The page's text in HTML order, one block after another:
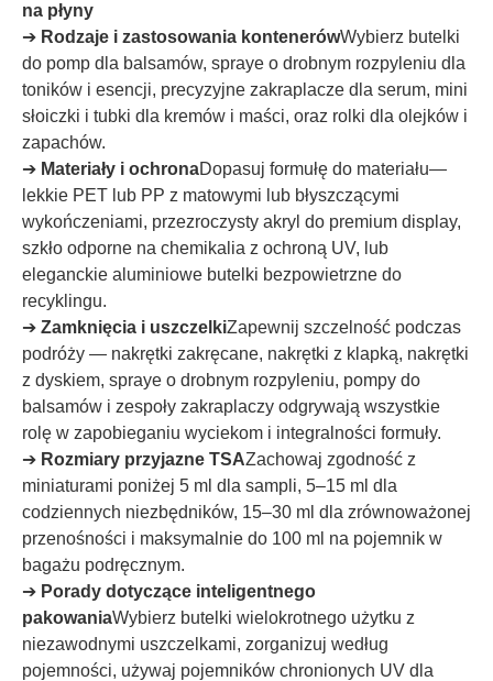
na płyny
➔ Rodzaje i zastosowania kontenerówWybierz butelki
do pomp dla balsamów, spraye o drobnym rozpyleniu dla
toników i esencji, precyzyjne zakraplacze dla serum, mini
słoiczki i tubki dla kremów i maści, oraz rolki dla olejków i
zapachów.
➔ Materiały i ochronaDopasuj formułę do materiału—
lekkie PET lub PP z matowymi lub błyszczącymi
wykończeniami, przezroczysty akryl do premium display,
szkło odporne na chemikalia z ochroną UV, lub
eleganckie aluminiowe butelki bezpowietrzne do
recyklingu.
➔ Zamknięcia i uszczelkiZapewnij szczelność podczas
podróży — nakrętki zakręcane, nakrętki z klapką, nakrętki
z dyskiem, spraye o drobnym rozpyleniu, pompy do
balsamów i zespoły zakraplaczy odgrywają wszystkie
rolę w zapobieganiu wyciekom i integralności formuły.
➔ Rozmiary przyjazne TSAZachowaj zgodność z
miniaturami poniżej 5 ml dla sampli, 5–15 ml dla
codziennych niezbędników, 15–30 ml dla zrównoważonej
przenośności i maksymalnie do 100 ml na pojemnik w
bagażu podręcznym.
➔ Porady dotyczące inteligentnego
pakowaniaWybierz butelki wielokrotnego użytku z
niezawodnymi uszczelkami, zorganizuj według
pojemności, używaj pojemników chronionych UV dla